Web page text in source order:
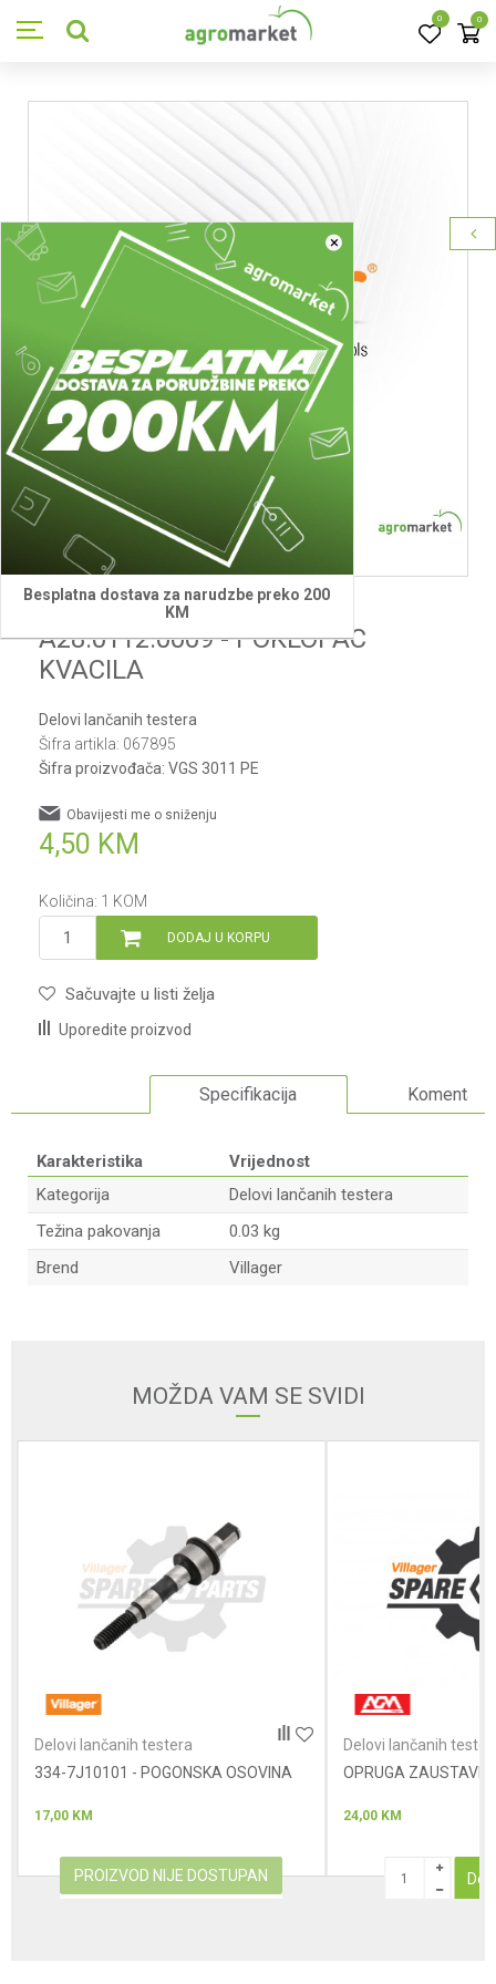
0 0
×
Besplatna dostava za narudzbe preko 200
KM
Villager
A28.0112.0009 - POKLOPAC
KVACILA
Delovi lančanih testera
Šifra artikla: 067895
Šifra proizvođača: VGS 3011 PE
4,50 KM
Obavijesti me o sniženju
Količina: 1 KOM
DODAJ U KORPU
Sačuvajte u listi želja
Uporedite proizvod
Specifikacija Komentari
Karakteristika
Vrijednost
Kategorija
Delovi lančanih testera
Težina pakovanja
0.03 kg
Brend
Villager
POŠALJI
MOŽDA VAM SE SVIDI
Delovi lančanih testera
334-7J10101 - POGONSKA OSOVINA
17,00 KM
PROIZVOD NIJE DOSTUPAN
Delovi lančanih
OPRUGA
24,00 KM